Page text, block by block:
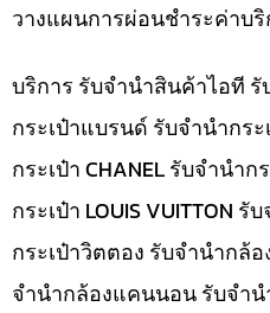
วางแผนการผ่อนชำระค่าบ
บริการ รับจำนำสินค้าไอที รั
กระเป๋าแบรนด์ รับจำนำกร
กระเป๋า CHANEL รับจำนำ
กระเป๋า LOUIS VUITTON
กระเป๋าวิตตอง รับจำนำกล้
จำนำกล้องแคนนอน รับจำน